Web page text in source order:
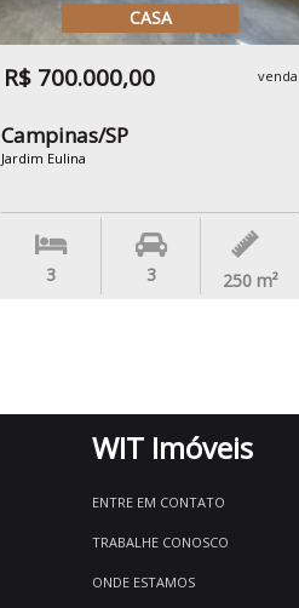
CASA
R$ 700.000,00 venda
Campinas/SP
Jardim Eulina
3 3 250 m²
WIT Imóveis
ENTRE EM CONTATO
TRABALHE CONOSCO
ONDE ESTAMOS